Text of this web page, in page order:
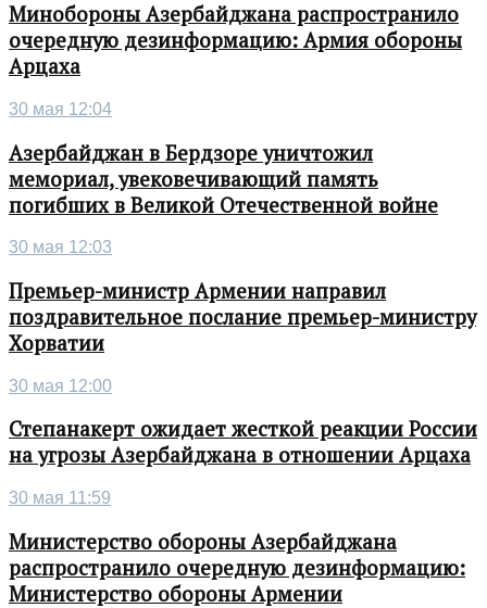
Минобороны Азербайджана распространило
очередную дезинформацию: Армия обороны
Арцаха
30 мая 12:04
Азербайджан в Бердзоре уничтожил
мемориал, увековечивающий память
погибших в Великой Отечественной войне
30 мая 12:03
Премьер-министр Армении направил
поздравительное послание премьер-министру
Хорватии
30 мая 12:00
Степанакерт ожидает жесткой реакции России
на угрозы Азербайджана в отношении Арцаха
30 мая 11:59
Министерство обороны Азербайджана
распространило очередную дезинформацию:
Министерство обороны Армении